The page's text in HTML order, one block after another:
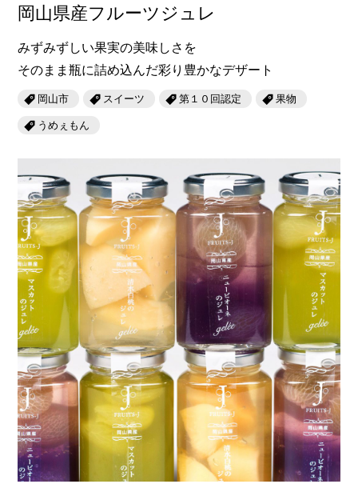
岡山県産フルーツジュレ
みずみずしい果実の美味しさを
そのまま瓶に詰め込んだ彩り豊かなデザート
岡山市 スイーツ 第１０回認定 果物
うめぇもん